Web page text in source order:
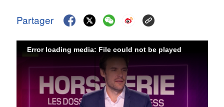
Partager
Error loading media: File could not be played